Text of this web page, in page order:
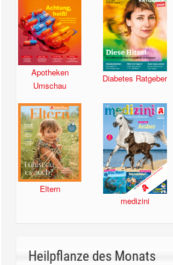
Apotheken
Umschau
Diabetes Ratgeber
Eltern
medizini
Heilpflanze des Monats